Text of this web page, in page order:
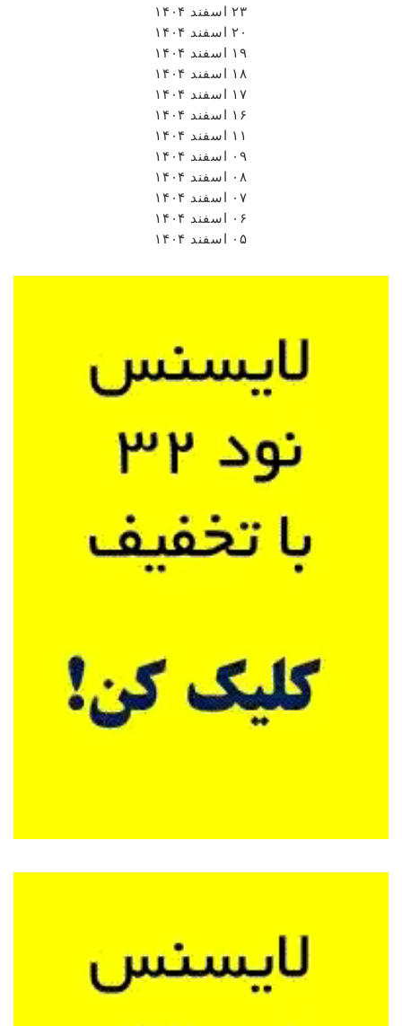
۲۳ اسفند ۱۴۰۴
۲۰ اسفند ۱۴۰۴
۱۹ اسفند ۱۴۰۴
۱۸ اسفند ۱۴۰۴
۱۷ اسفند ۱۴۰۴
۱۶ اسفند ۱۴۰۴
۱۱ اسفند ۱۴۰۴
۰۹ اسفند ۱۴۰۴
۰۸ اسفند ۱۴۰۴
۰۷ اسفند ۱۴۰۴
۰۶ اسفند ۱۴۰۴
۰۵ اسفند ۱۴۰۴